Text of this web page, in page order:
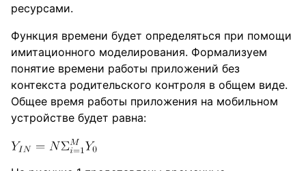
ресурсами.
Функция времени будет определяться при помощи
имитационного моделирования. Формализуем
понятие времени работы приложений без
контекста родительского контроля в общем виде.
Общее время работы приложения на мобильном
устройстве будет равна: